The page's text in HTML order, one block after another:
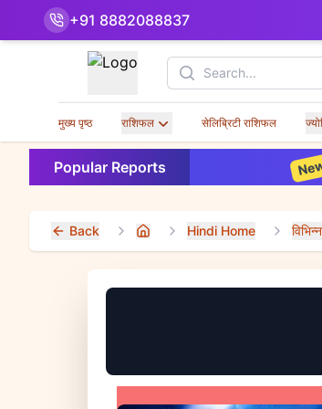
+91 8882088837
Search
मुख्य पृष्ठ राशिफल सेलिब्रिटी राशिफल
Popular Reports 2026
Back Home Hindi Home